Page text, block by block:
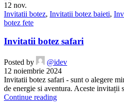
12 nov.
Invitatii botez, Invitatii botez baieti,
botez fete
Invitatii botez safari
Posted by
@idev
12 noiembrie 2024
Invitatii botez safari - sunt o alegere
de energie si aventura. Aceste invitații
Continue reading